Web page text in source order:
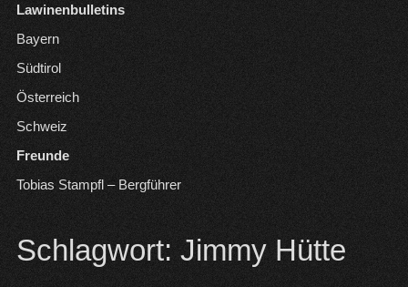
Lawinenbulletins
Bayern
Südtirol
Österreich
Schweiz
Freunde
Tobias Stampfl – Bergführer
Schlagwort: Jimmy Hütte